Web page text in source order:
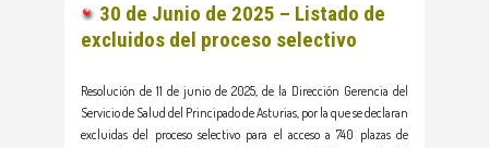
30 de Junio de 2025 – Listado de
excluidos del proceso selectivo
Resolución de 11 de junio de 2025, de la Dirección Gerencia del
Servicio de Salud del Principado de Asturias, por la que se declaran
excluidas del proceso selectivo para el acceso a 740 plazas de